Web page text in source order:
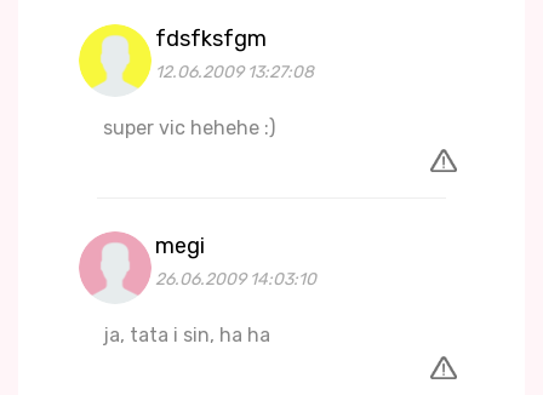
fdsfksfgm
12.06.2009 13:27:08
super vic hehehe :)
megi
26.06.2009 14:03:10
ja, tata i sin, ha ha